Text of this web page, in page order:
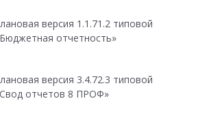
версия 1.1.71.2 типовой
отчетность»
версия 3.4.72.3 типовой
отчетов 8 ПРОФ»